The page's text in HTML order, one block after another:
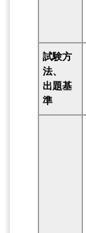
試験方
法、
出題基
準